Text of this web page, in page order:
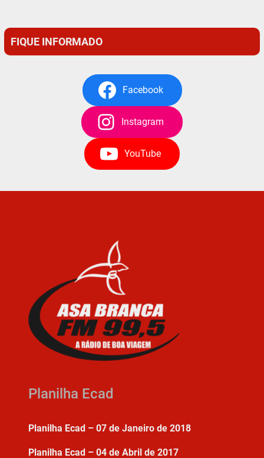
FIQUE INFORMADO
Facebook
Instagram
YouTube
Planilha Ecad
Planilha Ecad – 07 de Janeiro de 2018
Planilha Ecad – 04 de Abril de 2017